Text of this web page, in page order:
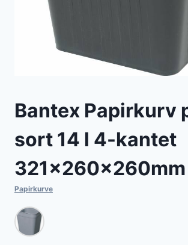
Bantex Papirkurv
sort 14 l 4-kantet
321x260x260mm
Papirkurve